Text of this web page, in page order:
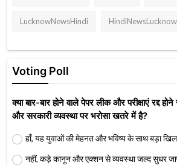
LucknowNewsHindi HindiNewsLucknow
Voting Poll
क्या बार-बार होने वाले पेपर लीक और परीक्षाएं रद्द
और सरकारी व्यवस्था पर भरोसा खतरे में है?
हाँ, यह युवाओं की मेहनत और भविष्य के साथ बड़ा
नहीं, कड़े कानून और एक्शन से व्यवस्था जल्द सुधर